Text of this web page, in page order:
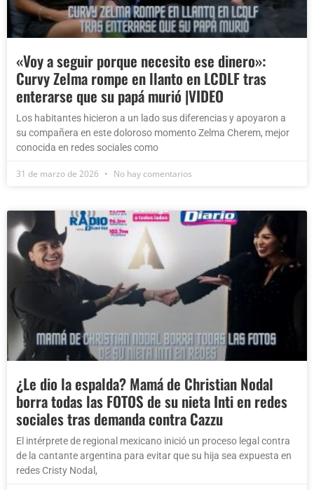
«Voy a seguir porque necesito ese dinero»:
Curvy Zelma rompe en llanto en LCDLF tras
enterarse que su papá murió |VIDEO
Los habitantes hicieron a un lado sus diferencias y apoyaron a
su compañera en este doloroso momento Zelma Cherem, mejor
conocida en redes sociales como
31 de marzo de 2026 No hay comentarios
¿Le dio la espalda? Mamá de Christian Nodal
borra todas las FOTOS de su nieta Inti en redes
sociales tras demanda contra Cazzu
El intérprete de regional mexicano inició un proceso legal contra
de la cantante argentina para evitar que su hija sea expuesta en
redes Cristy Nodal,